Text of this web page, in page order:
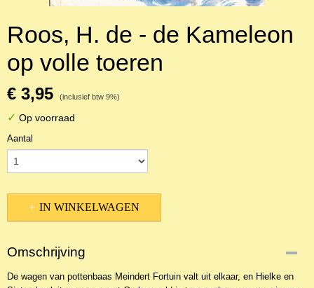
Roos, H. de - de Kameleon
op volle toeren
€ 3,95 (inclusief btw 9%)
✓ Op voorraad
Aantal
IN WINKELWAGEN
Omschrijving
De wagen van pottenbaas Meindert Fortuin valt uit elkaar, en Hielke en